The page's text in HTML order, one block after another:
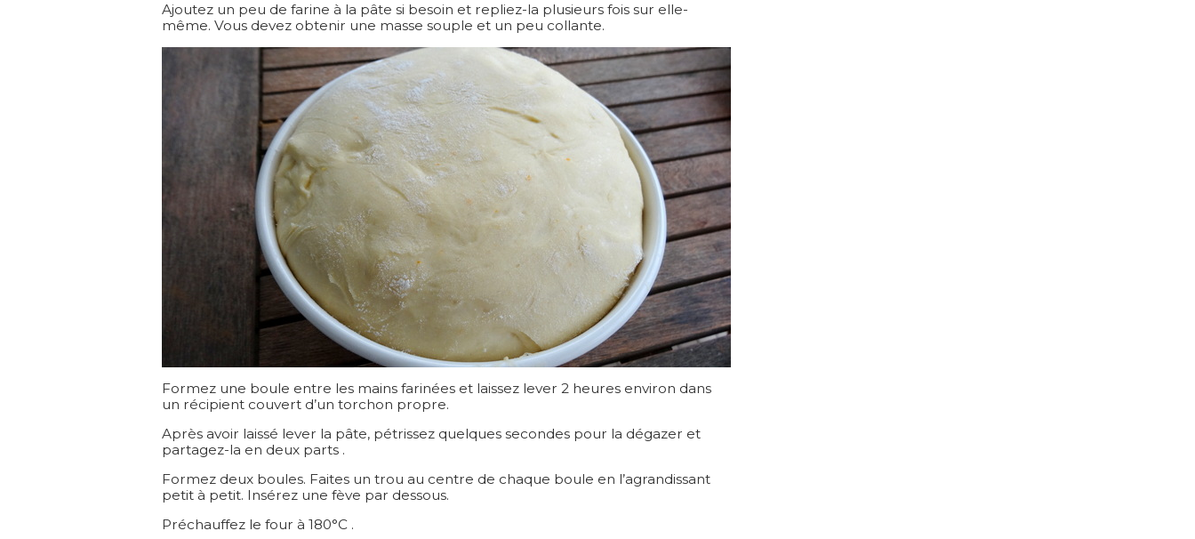
Ajoutez un peu de farine à la pâte si besoin et repliez-la plusieurs fois sur elle-
même. Vous devez obtenir une masse souple et un peu collante.
Formez une boule entre les mains farinées et laissez lever 2 heures environ dans
un récipient couvert d’un torchon propre.
Après avoir laissé lever la pâte, pétrissez quelques secondes pour la dégazer et
partagez-la en deux parts .
Formez deux boules. Faites un trou au centre de chaque boule en l’agrandissant
petit à petit. Insérez une fève par dessous.
Préchauffez le four à 180°C .